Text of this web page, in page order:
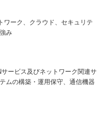
ーク、クラウド、セキュリテ
み
ービス及びネットワーク関連サ
ムの構築・運用保守、通信機器